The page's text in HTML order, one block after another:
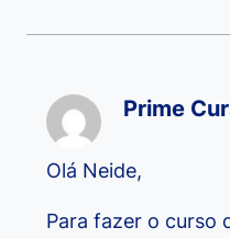
Prime
Olá Neide,
Para fazer o curso